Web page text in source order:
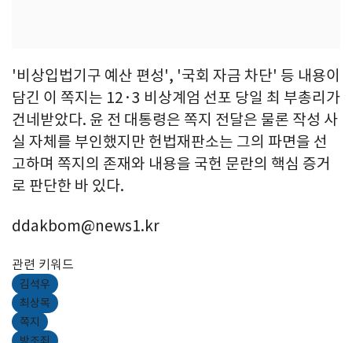
'비상입법기구 예산 편성', '국회 자금 차단' 등 내용이
담긴 이 쪽지는 12·3 비상계엄 선포 당일 최 부총리가
건네받았다. 윤 전 대통령은 쪽지 전달은 물론 작성 사
실 자체를 부인했지만 헌법재판소는 그의 파면을 선
고하며 쪽지의 존재와 내용을 국헌 문란의 핵심 증거
로 판단한 바 있다.
ddakbom@news1.kr
관련 키워드
김석우
최상목
쪽지